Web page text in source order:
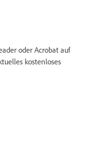
oder Acrobat auf
kostenloses